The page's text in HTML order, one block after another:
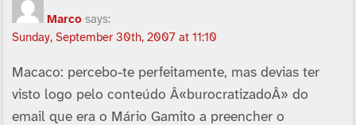
Marco says:
Sunday, September 30th, 2007 at 11:10
Macaco: percebo-te perfeitamente, mas devias ter
visto logo pelo conteúdo Â«burocratizadoÂ» do
email que era o Mário Gamito a preencher o